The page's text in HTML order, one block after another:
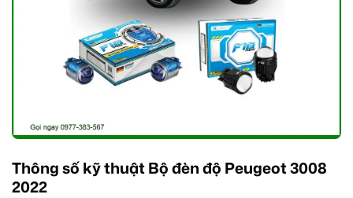
Thông số kỹ thuật Bộ đèn độ Peugeot 3008
2022